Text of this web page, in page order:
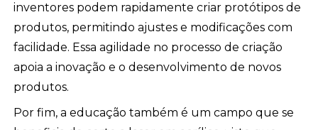
inventores podem rapidamente criar protótipos de
produtos, permitindo ajustes e modificações com
facilidade. Essa agilidade no processo de criação
apoia a inovação e o desenvolvimento de novos
produtos.
Por fim, a educação também é um campo que se